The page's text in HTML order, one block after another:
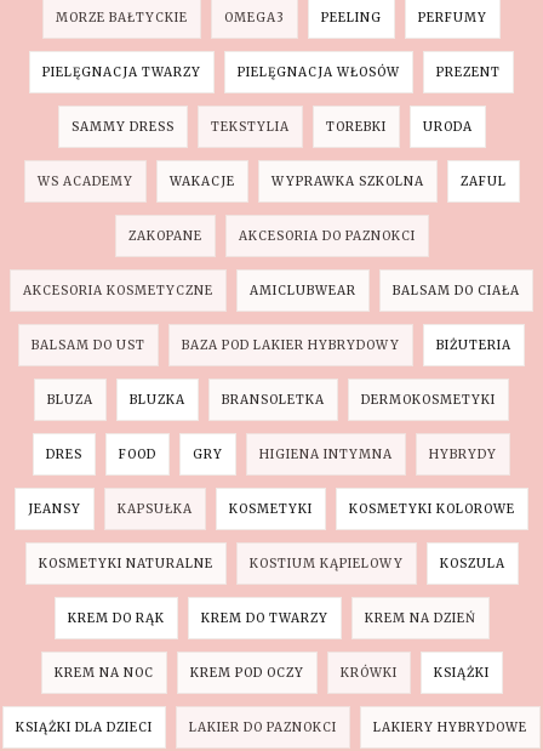
MORZE BAŁTYCKIE OMEGA3 PEELING PERFUMY
PIELĘGNACJA TWARZY PIELĘGNACJA WŁOSÓW PREZENT
SAMMY DRESS TEKSTYLIA TOREBKI URODA
WS ACADEMY WAKACJE WYPRAWKA SZKOLNA ZAFUL
ZAKOPANE AKCESORIA DO PAZNOKCI
AKCESORIA KOSMETYCZNE AMICLUBWEAR BALSAM DO CIAŁA
BALSAM DO UST BAZA POD LAKIER HYBRYDOWY BIŻUTERIA
BLUZA BLUZKA BRANSOLETKA DERMOKOSMETYKI
DRES FOOD GRY HIGIENA INTYMNA HYBRYDY
JEANSY KAPSUŁKA KOSMETYKI KOSMETYKI KOLOROWE
KOSMETYKI NATURALNE KOSTIUM KĄPIELOWY KOSZULA
KREM DO RĄK KREM DO TWARZY KREM NA DZIEŃ
KREM NA NOC KREM POD OCZY KRÓWKI KSIĄŻKI
KSIĄŻKI DLA DZIECI LAKIER DO PAZNOKCI LAKIERY HYBRYDOWE